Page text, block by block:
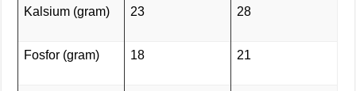
Kalsium (gram) 23 28
Fosfor (gram) 18 21